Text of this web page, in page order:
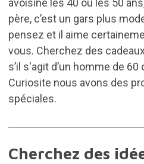
avoisine les 40 ou les 50
père, c’est un gars plus
pensez et il aime
vous. Cherchez des
s’il s'agit d’un homme de 60
Curiosite nous avons des
spéciales.
Cherchez des